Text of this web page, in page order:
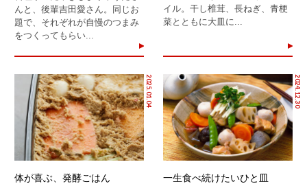
んと、後輩吉田愛さん。同じお
題で、それぞれが自慢のつまみ
をつくってもらい...
イル。干し椎茸、長ねぎ、青梗
菜とともに大皿に...
2025.01.04
体が喜ぶ、発酵ごはん
2024.12.30
一生食べ続けたいひと皿